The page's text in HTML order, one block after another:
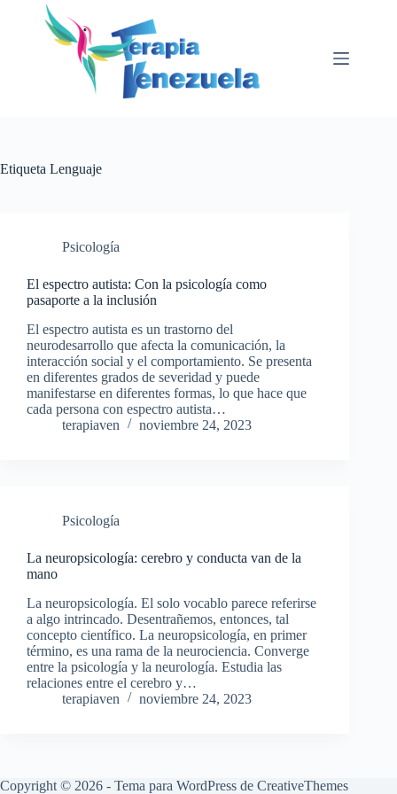
contenido
Etiqueta Lenguaje
Psicología
El espectro autista: Con la psicología como
pasaporte a la inclusión
El espectro autista es un trastorno del
neurodesarrollo que afecta la comunicación, la
interacción social y el comportamiento. Se presenta
en diferentes grados de severidad y puede
manifestarse en diferentes formas, lo que hace que
cada persona con espectro autista…
terapiaven
noviembre 24, 2023
Psicología
La neuropsicología: cerebro y conducta van de la
mano
La neuropsicología. El solo vocablo parece referirse
a algo intrincado. Desentrañemos, entonces, tal
concepto científico. La neuropsicología, en primer
término, es una rama de la neurociencia. Converge
entre la psicología y la neurología. Estudia las
relaciones entre el cerebro y…
terapiaven
noviembre 24, 2023
Copyright © 2026 - Tema para WordPress de CreativeThemes